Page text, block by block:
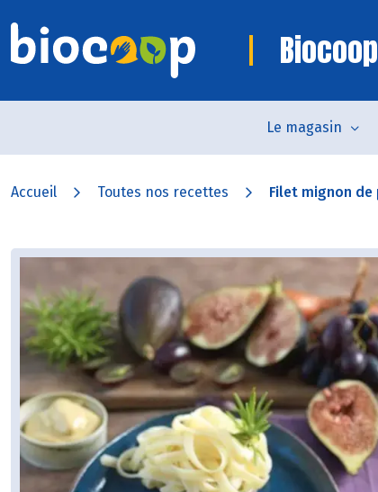
Le magasin
Accueil Toutes nos recettes Filet mignon de